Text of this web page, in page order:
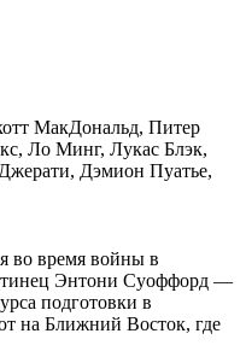
МакДональд, Питер
Ло Минг, Лукас Блэк,
Дэмион Пуатье,
во время войны в
Энтони Суоффорд —
подготовки в
на Ближний Восток, где